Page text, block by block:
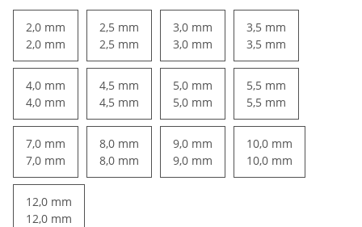
2,0 mm
2,0 mm
2,5 mm
2,5 mm
3,0 mm
3,0 mm
3,5 mm
3,5 mm
4,0 mm
4,0 mm
4,5 mm
4,5 mm
5,0 mm
5,0 mm
5,5 mm
5,5 mm
7,0 mm
7,0 mm
8,0 mm
8,0 mm
9,0 mm
9,0 mm
10,0 mm
10,0 mm
12,0 mm
12,0 mm